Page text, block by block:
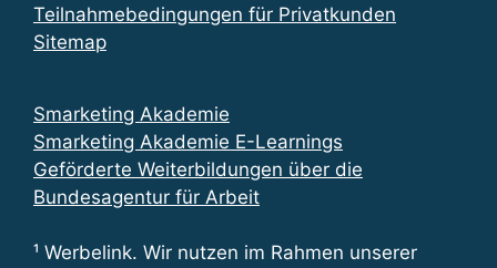
Teilnahmebedingungen für Privatkunden
Sitemap
Smarketing Akademie
Smarketing Akademie E-Learnings
Geförderte Weiterbildungen über die
Bundesagentur für Arbeit
¹ Werbelink. Wir nutzen im Rahmen unserer